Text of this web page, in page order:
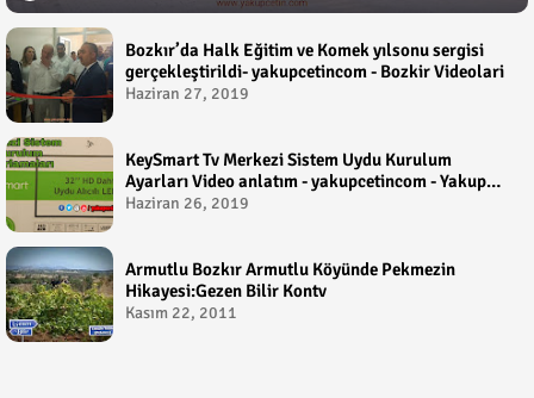
Bozkır’da Halk Eğitim ve Komek yılsonu sergisi
gerçekleştirildi- yakupcetincom - Bozkir Videolari
Haziran 27, 2019
KeySmart Tv Merkezi Sistem Uydu Kurulum
Ayarları Video anlatım - yakupcetincom - Yakup
Çetin
Haziran 26, 2019
Armutlu Bozkır Armutlu Köyünde Pekmezin
Hikayesi:Gezen Bilir Kontv
Kasım 22, 2011